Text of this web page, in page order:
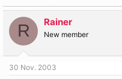
R Rainer
New member
30 Nov. 2003